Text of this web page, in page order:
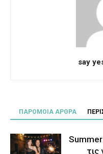
say
ΠΑΡΟΜΟΙΑ ΑΡΘΡΑ
τις